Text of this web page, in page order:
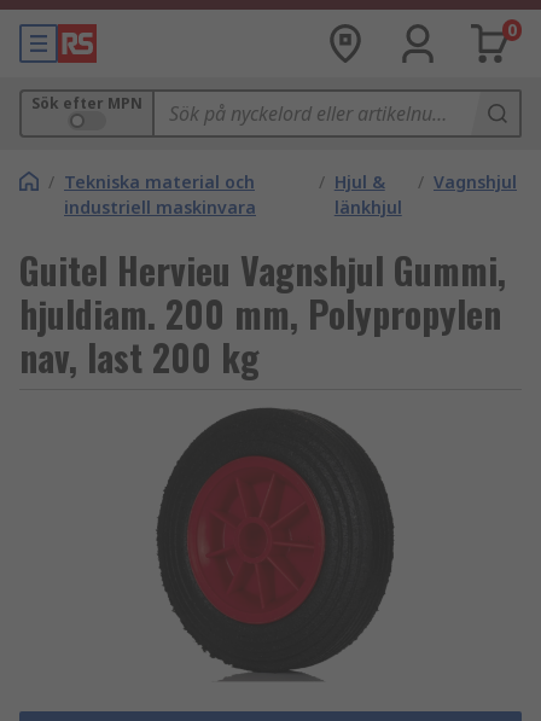
0
Sök efter MPN
/ Tekniska material och
industriell maskinvara
/ Hjul &
länkhjul
/ Vagnshjul
Guitel Hervieu Vagnshjul Gummi,
hjuldiam. 200 mm, Polypropylen
nav, last 200 kg